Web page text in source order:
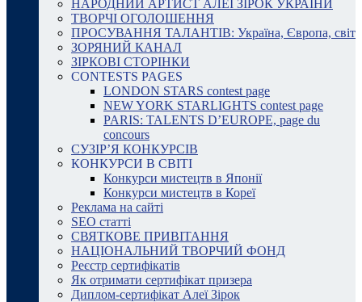
НАРОДНИЙ АРТИСТ АЛЕЇ ЗІРОК УКРАЇНИ
ТВОРЧІ ОГОЛОШЕННЯ
ПРОСУВАННЯ ТАЛАНТІВ: Україна, Європа, світ
ЗОРЯНИЙ КАНАЛ
ЗІРКОВІ СТОРІНКИ
CONTESTS PAGES
LONDON STARS contest page
NEW YORK STARLIGHTS contest page
PARIS: TALENTS D’EUROPE, page du
concours
СУЗІР’Я КОНКУРСІВ
КОНКУРСИ В СВІТІ
Конкурси мистецтв в Японії
Конкурси мистецтв в Кореї
Реклама на сайті
SEO статті
СВЯТКОВЕ ПРИВІТАННЯ
НАЦІОНАЛЬНИЙ ТВОРЧИЙ ФОНД
Реєстр сертифікатів
Як отримати сертифікат призера
Диплом-сертифікат Алеї Зірок